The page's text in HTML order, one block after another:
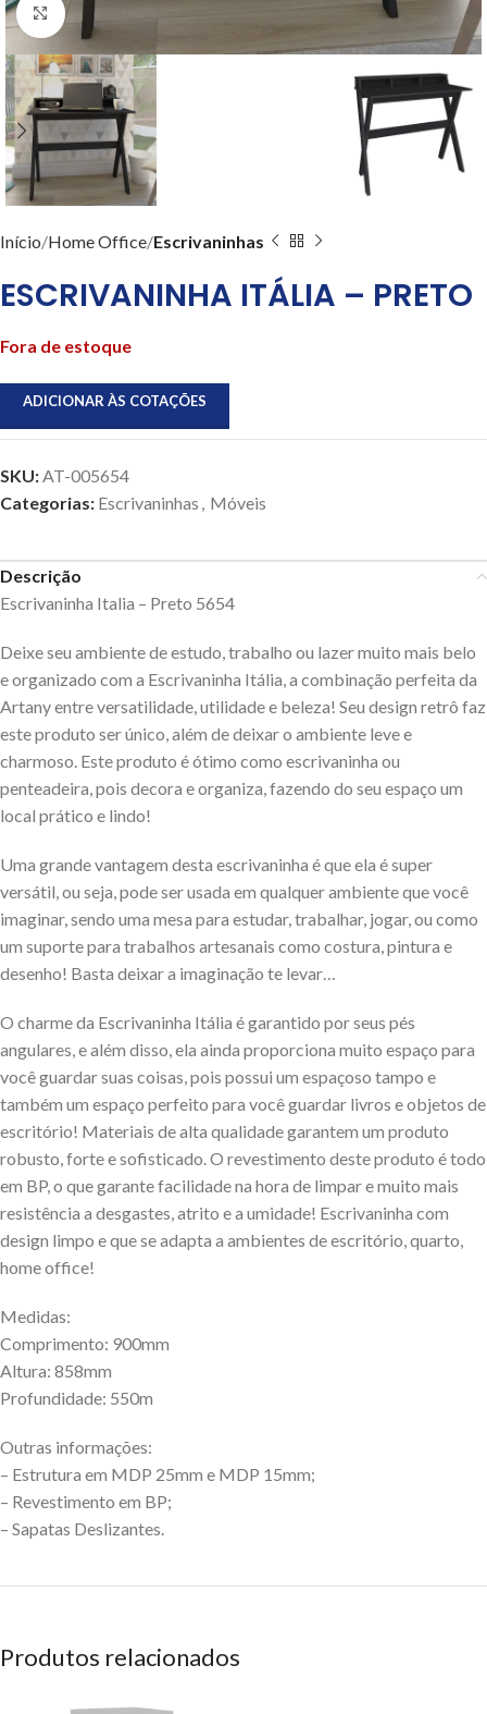
Clique para ampliar
Início Home Office Escrivaninhas
ESCRIVANINHA ITÁLIA – PRETO
Fora de estoque
ADICIONAR ÀS COTAÇÕES
SKU:AT-005654
Categorias: Escrivaninhas , Móveis
Descrição
Escrivaninha Italia – Preto 5654
Deixe seu ambiente de estudo, trabalho ou lazer muito mais belo
e organizado com a Escrivaninha Itália, a combinação perfeita da
Artany entre versatilidade, utilidade e beleza! Seu design retrô faz
este produto ser único, além de deixar o ambiente leve e
charmoso. Este produto é ótimo como escrivaninha ou
penteadeira, pois decora e organiza, fazendo do seu espaço um
local prático e lindo!
Uma grande vantagem desta escrivaninha é que ela é super
versátil, ou seja, pode ser usada em qualquer ambiente que você
imaginar, sendo uma mesa para estudar, trabalhar, jogar, ou como
um suporte para trabalhos artesanais como costura, pintura e
desenho! Basta deixar a imaginação te levar…
O charme da Escrivaninha Itália é garantido por seus pés
angulares, e além disso, ela ainda proporciona muito espaço para
você guardar suas coisas, pois possui um espaçoso tampo e
também um espaço perfeito para você guardar livros e objetos de
escritório! Materiais de alta qualidade garantem um produto
robusto, forte e sofisticado. O revestimento deste produto é todo
em BP, o que garante facilidade na hora de limpar e muito mais
resistência a desgastes, atrito e a umidade! Escrivaninha com
design limpo e que se adapta a ambientes de escritório, quarto,
home office!
Medidas:
Comprimento: 900mm
Altura: 858mm
Profundidade: 550m
Outras informações:
– Estrutura em MDP 25mm e MDP 15mm;
– Revestimento em BP;
– Sapatas Deslizantes.
Produtos relacionados